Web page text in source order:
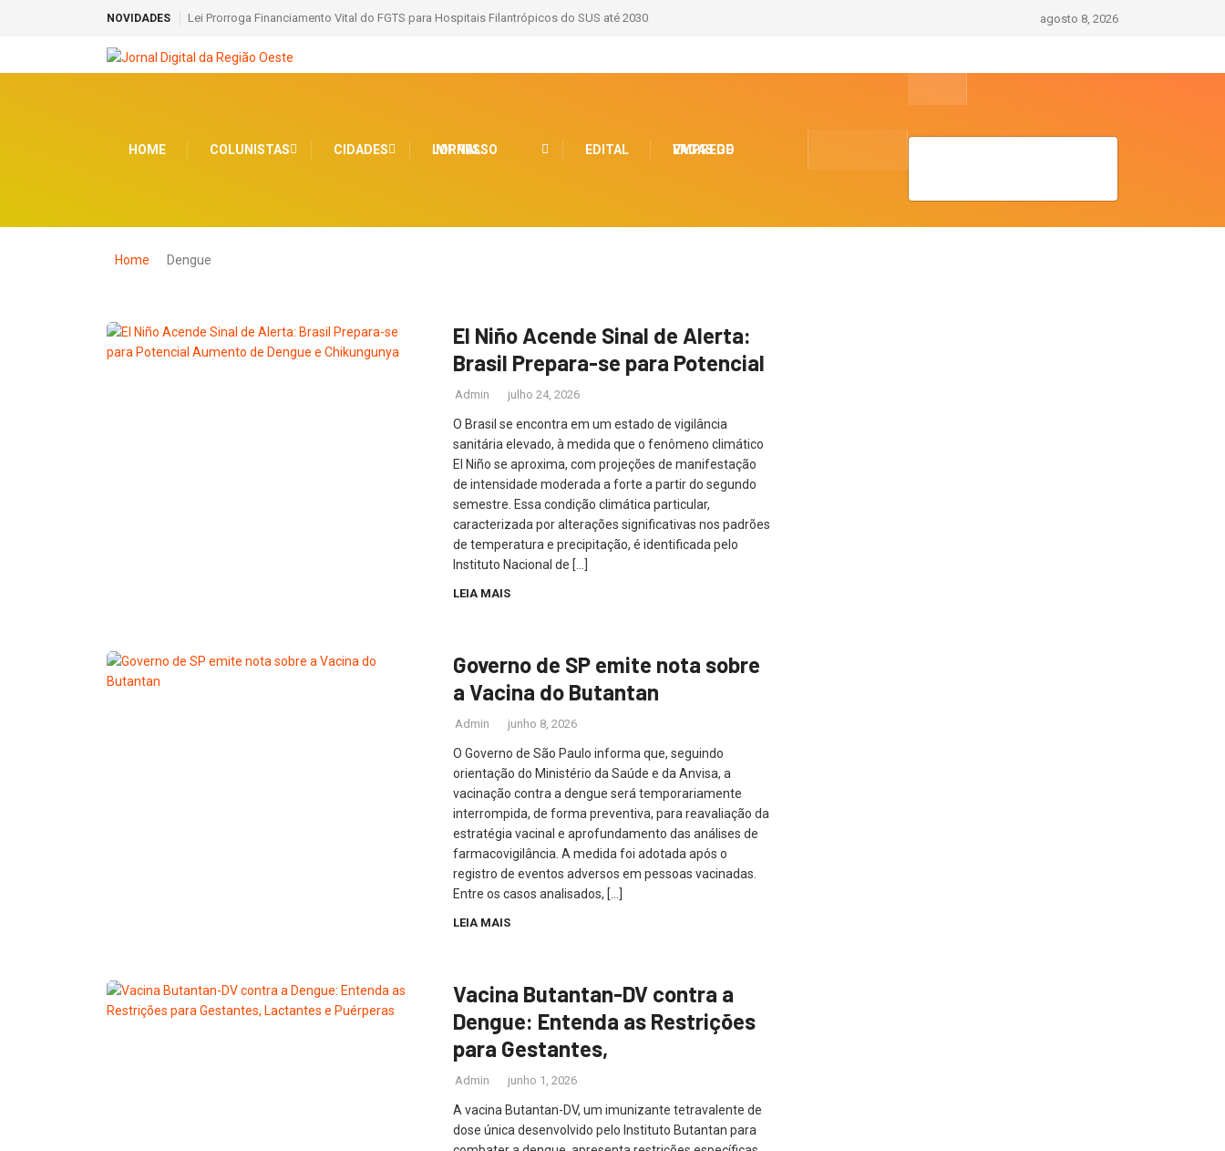
NOVIDADES Lei Prorroga Financiamento Vital do FGTS para Hospitais Filantrópicos do SUS até 2030 agosto 8, 2026
HOME COLUNISTAS CIDADES JORNAL IMPRESSO EDITAL VAGAS DE EMPREGO
Home Dengue
El Niño Acende Sinal de Alerta:
Brasil Prepara-se para Potencial
Admin julho 24, 2026
O Brasil se encontra em um estado de vigilância
sanitária elevado, à medida que o fenômeno climático
El Niño se aproxima, com projeções de manifestação
de intensidade moderada a forte a partir do segundo
semestre. Essa condição climática particular,
caracterizada por alterações significativas nos padrões
de temperatura e precipitação, é identificada pelo
Instituto Nacional de […]
LEIA MAIS
Governo de SP emite nota sobre
a Vacina do Butantan
Admin junho 8, 2026
O Governo de São Paulo informa que, seguindo
orientação do Ministério da Saúde e da Anvisa, a
vacinação contra a dengue será temporariamente
interrompida, de forma preventiva, para reavaliação da
estratégia vacinal e aprofundamento das análises de
farmacovigilância. A medida foi adotada após o
registro de eventos adversos em pessoas vacinadas.
Entre os casos analisados, […]
LEIA MAIS
Vacina Butantan-DV contra a
Dengue: Entenda as Restrições
para Gestantes,
Admin junho 1, 2026
A vacina Butantan-DV, um imunizante tetravalente de
dose única desenvolvido pelo Instituto Butantan para